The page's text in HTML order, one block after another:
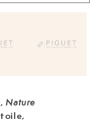
,Nature